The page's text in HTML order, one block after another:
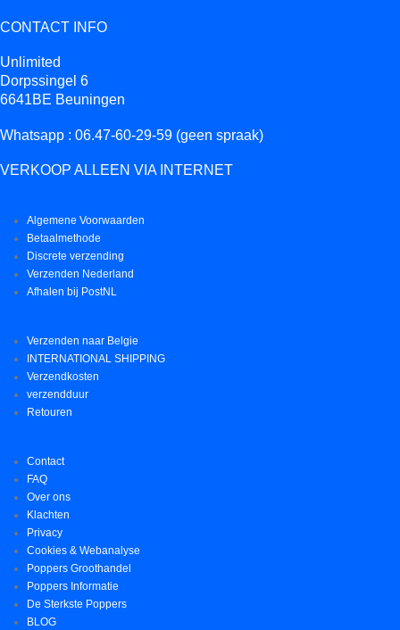
CONTACT INFO
Unlimited
Dorpssingel 6
6641BE Beuningen
Whatsapp : 06.47-60-29-59 (geen spraak)
VERKOOP ALLEEN VIA INTERNET
Algemene Voorwaarden
Betaalmethode
Discrete verzending
Verzenden Nederland
Afhalen bij PostNL
Verzenden naar Belgie
INTERNATIONAL SHIPPING
Verzendkosten
verzendduur
Retouren
Contact
FAQ
Over ons
Klachten
Privacy
Cookies & Webanalyse
Poppers Groothandel
Poppers Informatie
De Sterkste Poppers
BLOG